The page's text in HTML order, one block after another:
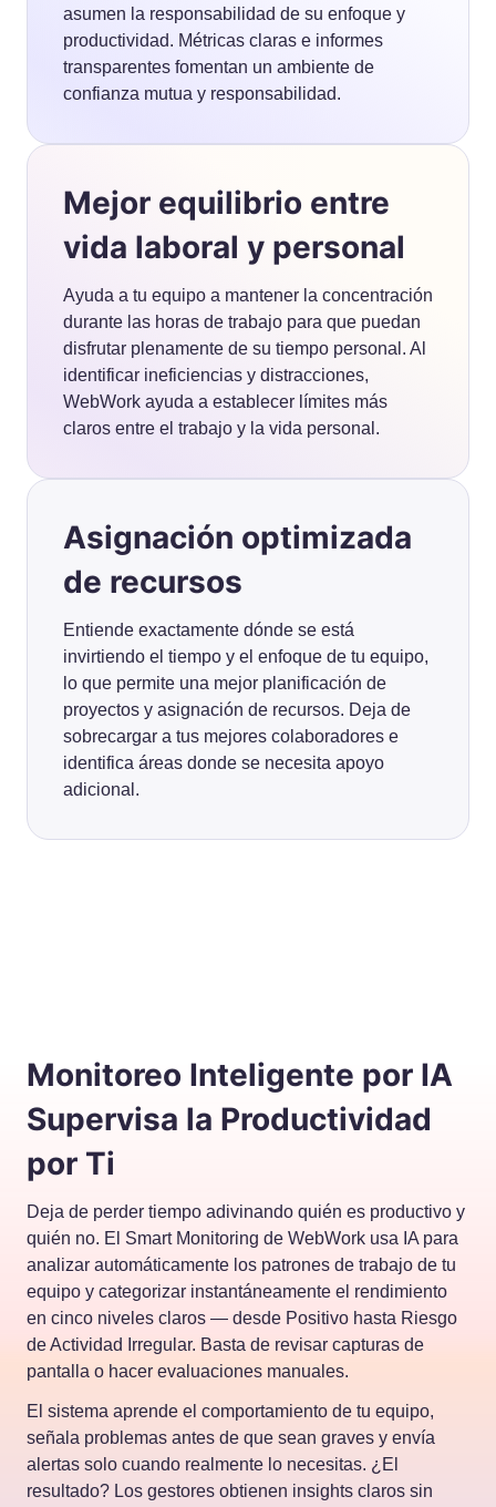
asumen la responsabilidad de su enfoque y
productividad. Métricas claras e informes
transparentes fomentan un ambiente de
confianza mutua y responsabilidad.
Mejor equilibrio entre
vida laboral y personal
Ayuda a tu equipo a mantener la concentración
durante las horas de trabajo para que puedan
disfrutar plenamente de su tiempo personal. Al
identificar ineficiencias y distracciones,
WebWork ayuda a establecer límites más
claros entre el trabajo y la vida personal.
Asignación optimizada
de recursos
Entiende exactamente dónde se está
invirtiendo el tiempo y el enfoque de tu equipo,
lo que permite una mejor planificación de
proyectos y asignación de recursos. Deja de
sobrecargar a tus mejores colaboradores e
identifica áreas donde se necesita apoyo
adicional.
Monitoreo Inteligente por IA
Supervisa la Productividad
por Ti
Deja de perder tiempo adivinando quién es productivo y
quién no. El Smart Monitoring de WebWork usa IA para
analizar automáticamente los patrones de trabajo de tu
equipo y categorizar instantáneamente el rendimiento
en cinco niveles claros — desde Positivo hasta Riesgo
de Actividad Irregular. Basta de revisar capturas de
pantalla o hacer evaluaciones manuales.
El sistema aprende el comportamiento de tu equipo,
señala problemas antes de que sean graves y envía
alertas solo cuando realmente lo necesitas. ¿El
resultado? Los gestores obtienen insights claros sin